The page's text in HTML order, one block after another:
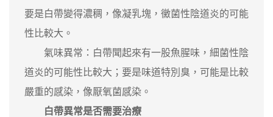
要是白帶變得濃稠，像凝乳塊，黴菌性陰道炎的可能
性比較大。
氣味異常：白帶聞起來有一股魚腥味，細菌性陰
道炎的可能性比較大；要是味道特別臭，可能是比較
嚴重的感染，像厭氧菌感染。
白帶異常是否需要治療